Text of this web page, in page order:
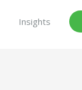
Insights